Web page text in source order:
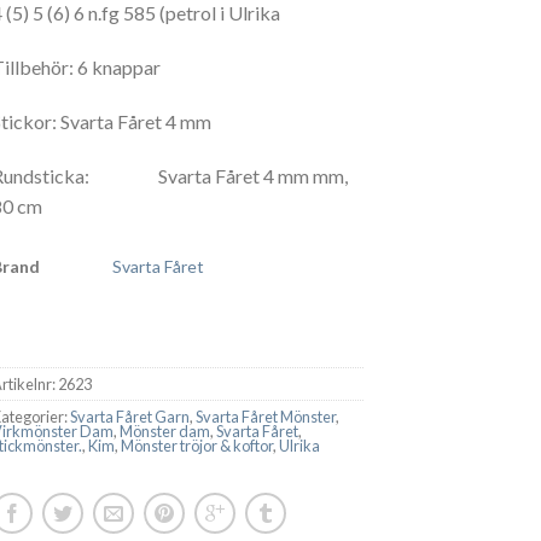
(5) 5 (6) 6 n.fg 585 (petrol i Ulrika
6 knappar
Svarta Fåret 4 mm
Svarta Fåret 4 mm mm,
cm
Svarta Fåret
2623
Svarta Fåret Garn,Svarta Fåret Mönster,
Dam,Mönster dam,Svarta Fåret,
,Kim,Mönster tröjor & koftor,Ulrika